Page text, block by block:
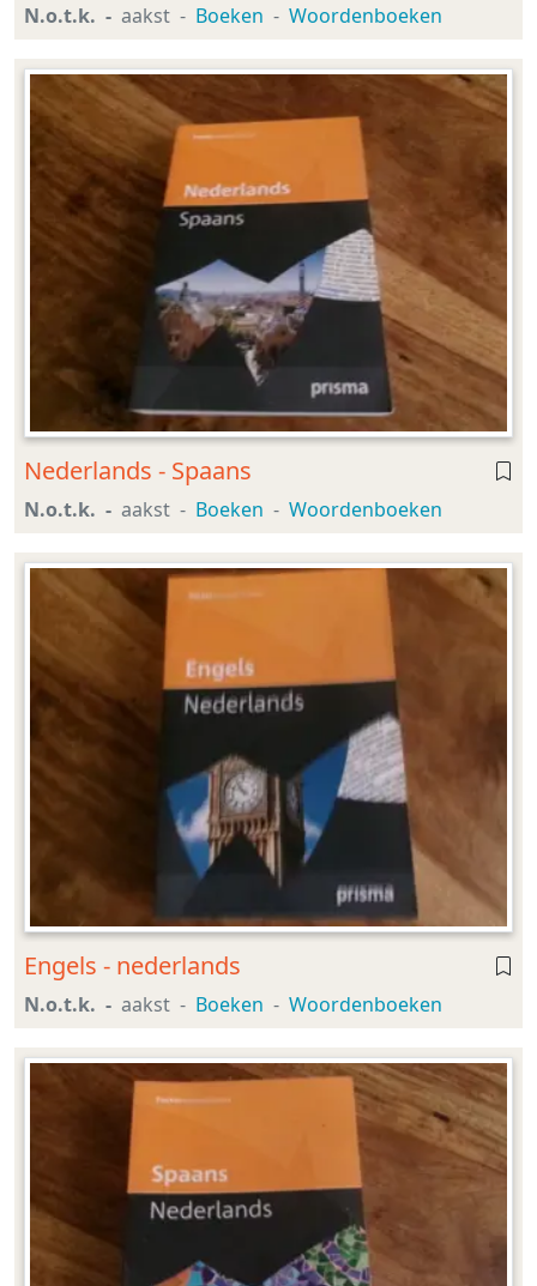
N.o.t.k. aakst Boeken Woordenboeken
Nederlands - Spaans
N.o.t.k. aakst Boeken Woordenboeken
Engels - nederlands
N.o.t.k. aakst Boeken Woordenboeken